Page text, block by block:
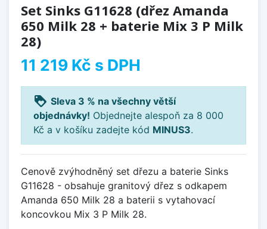
Set Sinks G11628 (dřez Amanda
650 Milk 28 + baterie Mix 3 P Milk
28)
11 219 Kč s DPH
loyalty Sleva 3 % na všechny větší
objednávky! Objednejte alespoň za 8 000
Kč a v košíku zadejte kód MINUS3.
Cenově zvýhodněný set dřezu a baterie Sinks
G11628 - obsahuje granitový dřez s odkapem
Amanda 650 Milk 28 a baterii s vytahovací
koncovkou Mix 3 P Milk 28.